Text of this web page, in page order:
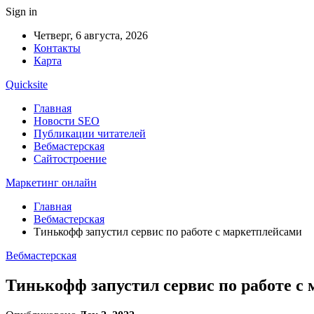
Sign in
Четверг, 6 августа, 2026
Контакты
Карта
Quicksite
Главная
Новости SEO
Публикации читателей
Вебмастерская
Сайтостроение
Маркетинг онлайн
Главная
Вебмастерская
Тинькофф запустил сервис по работе с маркетплейсами
Вебмастерская
Тинькофф запустил сервис по работе с